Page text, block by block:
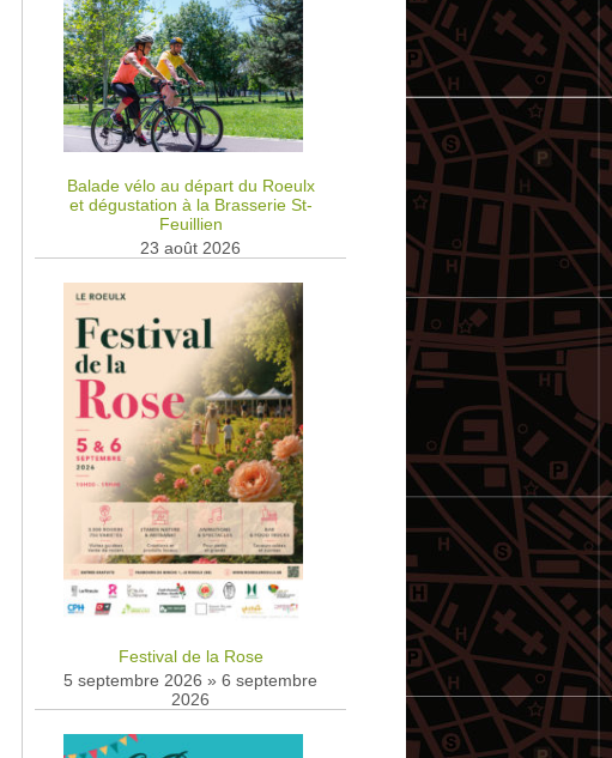
Balade vélo au départ du Roeulx
et dégustation à la Brasserie St-
Feuillien
23 août 2026
Festival de la Rose
5 septembre 2026 » 6 septembre
2026